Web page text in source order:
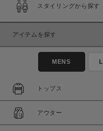
スタイリングから探す
アイテムを探す
MENS
トップス
アウター